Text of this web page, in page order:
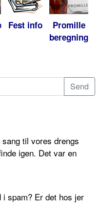
Fest info
Promille
beregning
til vores drengs
igen. Det var en
i spam? Er det hos jer